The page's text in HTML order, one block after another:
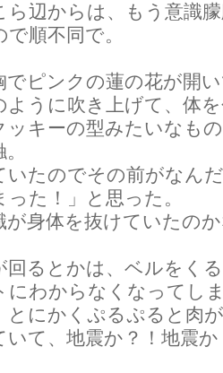
ら辺からは、もう意識
で順不同で。
でピンクの蓮の花が開
ように吹き上げて、体
ッキーの型みたいなも
。
いたのでその前がなん
った！」と思っ
が身体を抜けていたの
回るとかは、ベルをく
にわからなくなってし
とにかくぷるぷると肉
いて、地震か？！地震